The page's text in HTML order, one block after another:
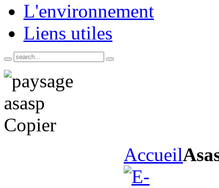
L'environnement
Liens utiles
Accueil